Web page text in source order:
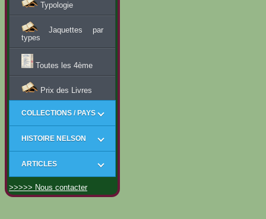
Typologie
Jaquettes par
types
Toutes les 4ème
Prix des Livres
COLLECTIONS / PAYS
HISTOIRE NELSON
ARTICLES
>>>>> Nous contacter